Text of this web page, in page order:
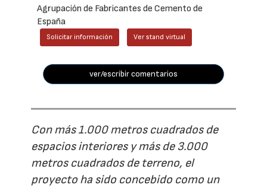
Agrupación de Fabricantes de Cemento de
España
Solicitar información Ver stand virtual
ver/escribir comentarios
Con más 1.000 metros cuadrados de
espacios interiores y más de 3.000
metros cuadrados de terreno, el
proyecto ha sido concebido como un